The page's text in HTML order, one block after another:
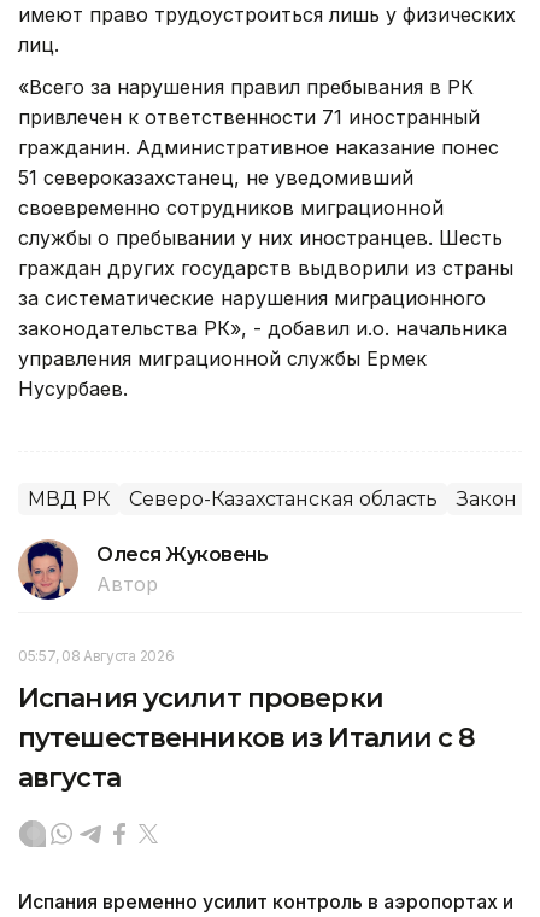
имеют право трудоустроиться лишь у физических
лиц.
«Всего за нарушения правил пребывания в РК
привлечен к ответственности 71 иностранный
гражданин. Административное наказание понес
51 североказахстанец, не уведомивший
своевременно сотрудников миграционной
службы о пребывании у них иностранцев. Шесть
граждан других государств выдворили из страны
за систематические нарушения миграционного
законодательства РК», - добавил и.о. начальника
управления миграционной службы Ермек
Нусурбаев.
МВД РК Северо-Казахстанская область Закон
Олеся Жуковень
Автор
05:57, 08 Августа 2026
Испания усилит проверки
путешественников из Италии с 8
августа
Испания временно усилит контроль в аэропортах и